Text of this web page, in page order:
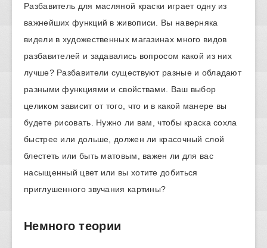
Разбавитель для масляной краски играет одну из
важнейших функций в живописи. Вы наверняка
видели в художественных магазинах много видов
разбавителей и задавались вопросом какой из них
лучше? Разбавители существуют разные и обладают
разными функциями и свойствами. Ваш выбор
целиком зависит от того, что и в какой манере вы
будете рисовать. Нужно ли вам, чтобы краска сохла
быстрее или дольше, должен ли красочный слой
блестеть или быть матовым, важен ли для вас
насыщенный цвет или вы хотите добиться
приглушенного звучания картины?
Немного теории